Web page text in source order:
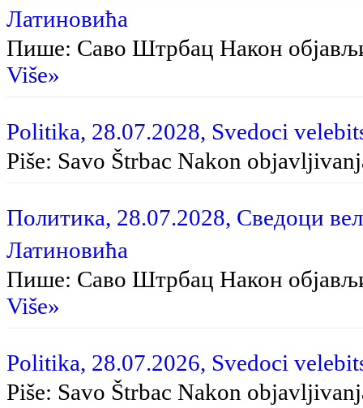
Латиновића
Пише: Саво Штрбац На­кон
Više»
Politika, 28.07.2028, Svedoci
Piše: Savo Štrbac Na­kon
Политика, 28.07.2028, Сведоци
Латиновића
Пише: Саво Штрбац Након
Više»
Politika, 28.07.2026, Svedoci
Piše: Savo Štrbac Nakon